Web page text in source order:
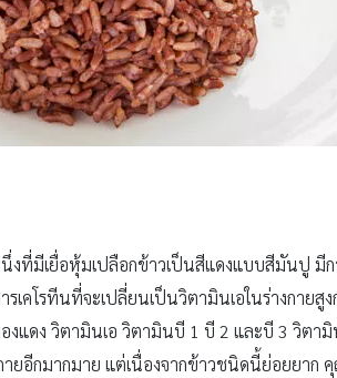
ที่มีเยื่อหุ้มเปลือกข้าวเป็นสีแดงแบบสีมันปู มี
รเคโรทีนที่จะเปลี่ยนเป็นวิตามินเอในร่างกา
แดง วิตามินเอ วิตามินบี 1 บี 2 และบี 3 วิตา
ยอีกมากมาย แต่เนื่องจากข้าวชนิดนี้ย่อยยา